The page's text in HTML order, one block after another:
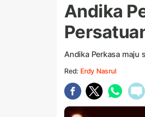
Andika
Andika Perkasa maju
Red: Erdy Nasrul